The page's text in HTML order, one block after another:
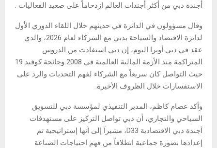
أجندة دبي من أكثر أجندات العالم ازدحاماً على صعيد الفعاليات .
وقال مسؤولون في الدائرة في حديثهم خلال اللقاء الدوري الأول
لدائرة الاقتصاد والسياحة بدبي مع الشركاء لعام 2026، والذي
عقد في دبي أوبرا اليوم، إن دبي استفادت من الدروس
المتراكمة منذ الأزمة المالية العالمية في 2008 وجائحة كوفيد 19
حيث التواصل كان سريعاً مع الشركاء لفهم التحديات والرد على
الاستفسارات خلال الظروف الأخيرة.
وأكد عصام كاظم، المدير التنفيذي لمؤسسة دبي للتسويق
السياحي والتجاري، أن دبي تواصل التركيز على مستهدفات
أجندة دبي الاقتصادية D33، مشيراً إلى أنها إستراتيجية تم
إعدادها بصورة جماعية انطلاقاً من فهم احتياجات الصناعة